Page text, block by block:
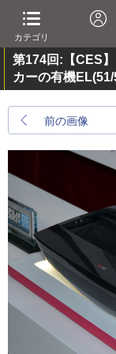
カテゴリ
第174回:【CES
カーの有機EL
前の画像